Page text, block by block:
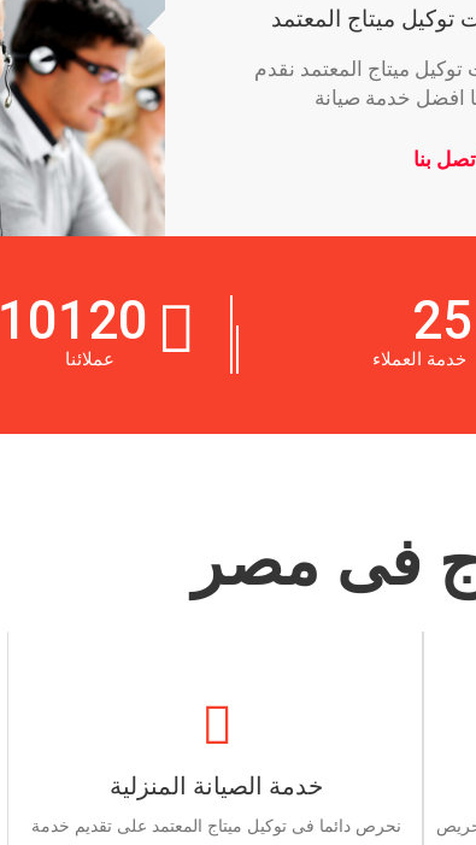
توكيل ميتاج المعتمد
ميتاج المعتمد نقدم
افضل خدمة صيانة
10120
عملائنا
25
خدمة العملاء
فى مصر
خدمة الصيانة المنزلية
نحرص دائما فى توكيل ميتاج المعتمد على تقديم خدمة